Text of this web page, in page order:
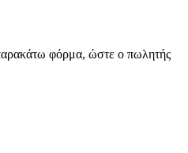
φόρμα, ώστε ο πωλητής